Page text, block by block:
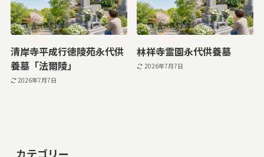
清岸寺平成行徳陵苑永代供
養墓「法爾陵」
2026年7月7日
林祥寺霊園永代供養墓
2026年7月7日
カテゴリー